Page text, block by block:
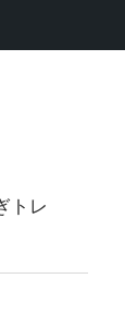
トレ